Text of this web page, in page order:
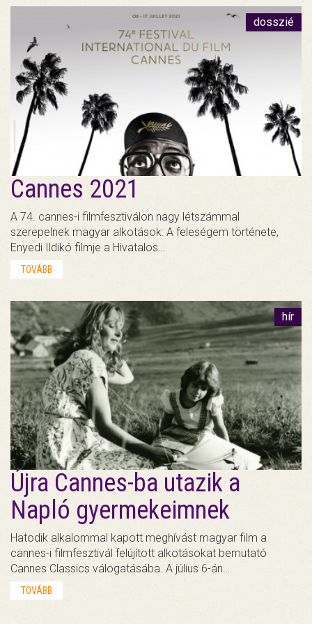
dosszié
Cannes 2021
A 74. cannes-i filmfesztiválon nagy létszámmal
szerepelnek magyar alkotások: A feleségem története,
Enyedi Ildikó filmje a Hivatalos…
TOVÁBB
hír
Újra Cannes-ba utazik a
Napló gyermekeimnek
Hatodik alkalommal kapott meghívást magyar film a
cannes-i filmfesztivál felújított alkotásokat bemutató
Cannes Classics válogatásába. A július 6-án…
TOVÁBB